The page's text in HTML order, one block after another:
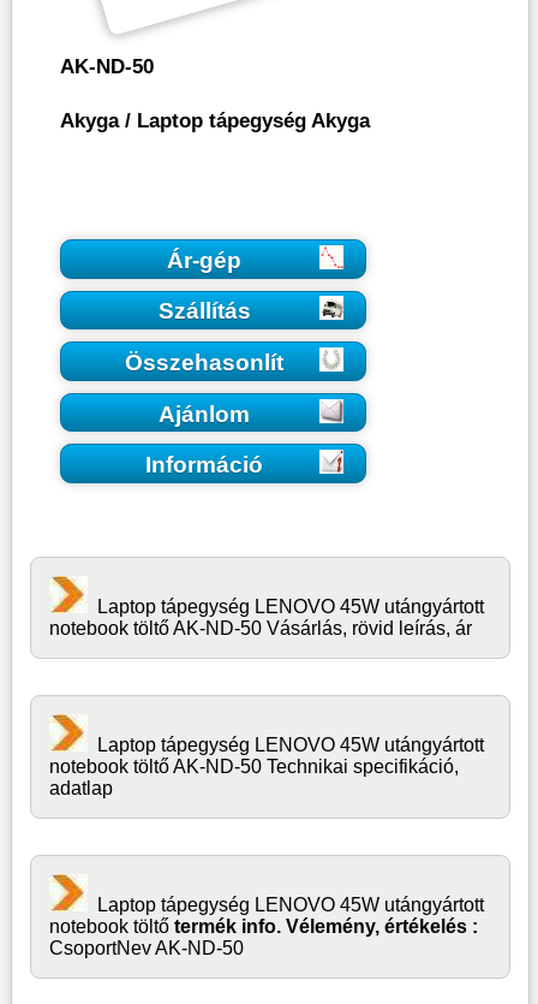
AK-ND-50
Akyga/ Laptop tápegység Akyga
Ár-gép
Szállítás
Összehasonlít
Ajánlom
Információ
Laptop tápegység LENOVO 45W utángyártott
notebook töltő AK-ND-50 Vásárlás, rövid leírás, ár
Laptop tápegység LENOVO 45W utángyártott
notebook töltő AK-ND-50 Technikai specifikáció,
adatlap
Laptop tápegység LENOVO 45W utángyártott
notebook töltő termék info. Vélemény, értékelés :
CsoportNev AK-ND-50